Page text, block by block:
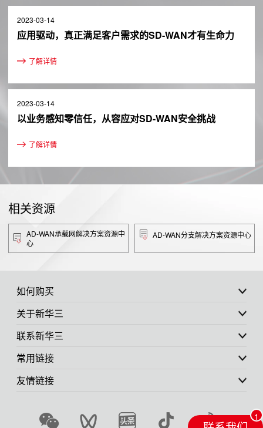
2023-03-14
应用驱动，真正满足客户需求的SD-WAN才有生命力
了解详情
2023-03-14
以业务感知零信任，从容应对SD-WAN安全挑战
了解详情
相关资源
AD-WAN承载网解决方案资源中
心
AD-WAN分支解决方案资源中心
如何购买
关于新华三
联系新华三
常用链接
友情链接